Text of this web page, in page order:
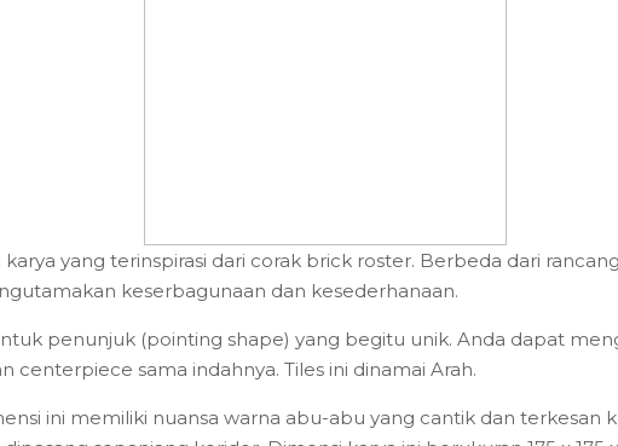
yang terinspirasi dari corak brick roster. Berbeda dari
keserbagunaan dan kesederhanaan.
penunjuk (pointing shape) yang begitu unik. Anda dapat
sama indahnya. Tiles ini dinamai Arah.
ini memiliki nuansa warna abu-abu yang cantik dan terkesan